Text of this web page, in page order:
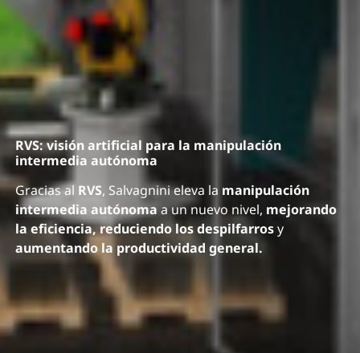
RVS: visión artificial para la manipulación
intermedia autónoma
Gracias al RVS, Salvagnini eleva la manipulación
intermedia autónomaa un nuevo nivel, mejorando
la eficiencia, reduciendo los despilfarrosy
aumentando la productividad general.